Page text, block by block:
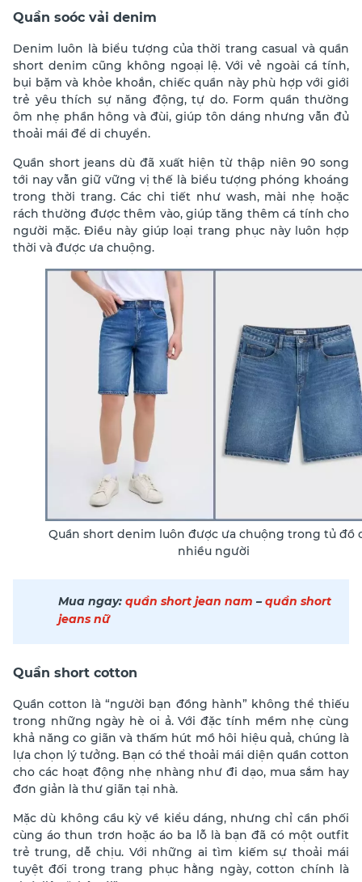
Quần soóc vải denim
Denim luôn là biểu tượng của thời trang casual và quần
short denim cũng không ngoại lệ. Với vẻ ngoài cá tính,
bụi bặm và khỏe khoắn, chiếc quần này phù hợp với giới
trẻ yêu thích sự năng động, tự do. Form quần thường
ôm nhẹ phần hông và đùi, giúp tôn dáng nhưng vẫn đủ
thoải mái để di chuyển.
Quần short jeans dù đã xuất hiện từ thập niên 90 song
tới nay vẫn giữ vững vị thế là biểu tượng phóng khoáng
trong thời trang. Các chi tiết như wash, mài nhẹ hoặc
rách thường được thêm vào, giúp tăng thêm cá tính cho
người mặc. Điều này giúp loại trang phục này luôn hợp
thời và được ưa chuộng.
Quần short denim luôn được ưa chuộng trong tủ đồ
nhiều người
Mua ngay: quần short jean nam – quần short
jeans nữ
Quần short cotton
Quần cotton là “người bạn đồng hành” không thể thiếu
trong những ngày hè oi ả. Với đặc tính mềm nhẹ cùng
khả năng co giãn và thấm hút mồ hôi hiệu quả, chúng là
lựa chọn lý tưởng. Bạn có thể thoải mái diện quần cotton
cho các hoạt động nhẹ nhàng như đi dạo, mua sắm hay
đơn giản là thư giãn tại nhà.
Mặc dù không cầu kỳ về kiểu dáng, nhưng chỉ cần phối
cùng áo thun trơn hoặc áo ba lỗ là bạn đã có một outfit
trẻ trung, dễ chịu. Với những ai tìm kiếm sự thoải mái
tuyệt đối trong trang phục hằng ngày, cotton chính là